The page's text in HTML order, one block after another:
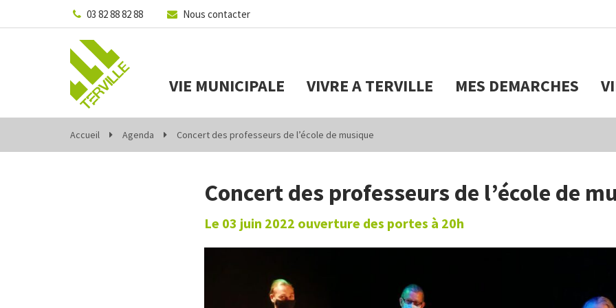
03 82 88 82 88 Nous contacter
VIE MUNICIPALE VIVRE A TERVILLE MES DEMARCHES
Accueil Agenda Concert des professeurs de l’école de musique
Concert des professeurs de l’école de
Le 03 juin 2022 ouverture des portes à 20h